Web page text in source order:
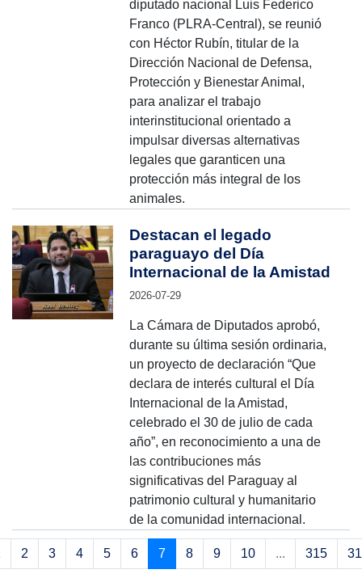
diputado nacional Luis Federico
Franco (PLRA-Central), se reunió
con Héctor Rubín, titular de la
Dirección Nacional de Defensa,
Protección y Bienestar Animal,
para analizar el trabajo
interinstitucional orientado a
impulsar diversas alternativas
legales que garanticen una
protección más integral de los
animales.
Destacan el legado
paraguayo del Día
Internacional de la Amistad
2026-07-29
La Cámara de Diputados aprobó,
durante su última sesión ordinaria,
un proyecto de declaración “Que
declara de interés cultural el Día
Internacional de la Amistad,
celebrado el 30 de julio de cada
año”, en reconocimiento a una de
las contribuciones más
significativas del Paraguay al
patrimonio cultural y humanitario
de la comunidad internacional.
2 3 4 5 6 7 8 9 10 ... 315